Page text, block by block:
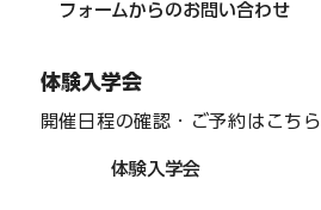
フォームからのお問い合わせ
体験入学会
開催日程の確認・ご予約はこちら
体験入学会